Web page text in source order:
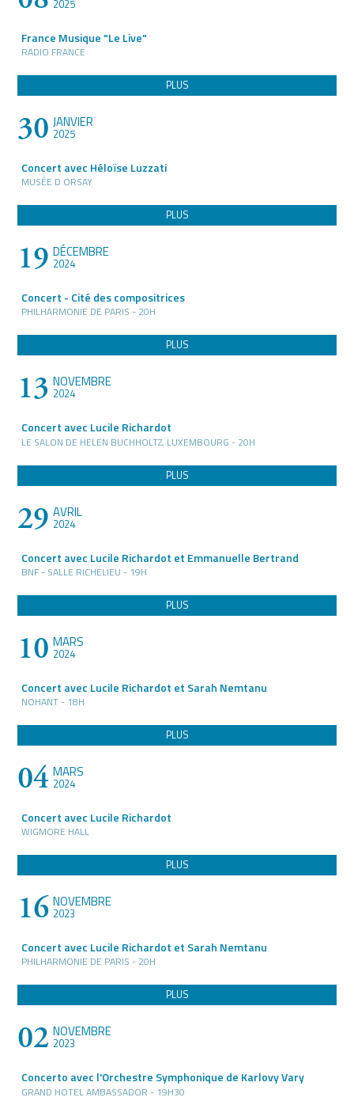
2025
France Musique "Le Live"
RADIO FRANCE
PLUS
30 JANVIER
2025
Concert avec Héloïse Luzzati
MUSÉE D ORSAY
PLUS
19 DÉCEMBRE
2024
Concert - Cité des compositrices
PHILHARMONIE DE PARIS - 20H
PLUS
13 NOVEMBRE
2024
Concert avec Lucile Richardot
LE SALON DE HELEN BUCHHOLTZ, LUXEMBOURG - 20H
PLUS
29 AVRIL
2024
Concert avec Lucile Richardot et Emmanuelle Bertrand
BNF - SALLE RICHELIEU - 19H
PLUS
10 MARS
2024
Concert avec Lucile Richardot et Sarah Nemtanu
NOHANT - 18H
PLUS
04 MARS
2024
Concert avec Lucile Richardot
WIGMORE HALL
PLUS
16 NOVEMBRE
2023
Concert avec Lucile Richardot et Sarah Nemtanu
PHILHARMONIE DE PARIS - 20H
PLUS
02 NOVEMBRE
2023
Concerto avec l'Orchestre Symphonique de Karlovy Vary
GRAND HOTEL AMBASSADOR - 19H30